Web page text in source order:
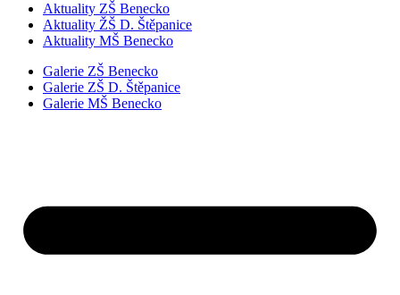
Aktuality ZŠ Benecko
Aktuality ŽŠ D. Štěpanice
Aktuality MŠ Benecko
Galerie ZŠ Benecko
Galerie ZŠ D. Štěpanice
Galerie MŠ Benecko